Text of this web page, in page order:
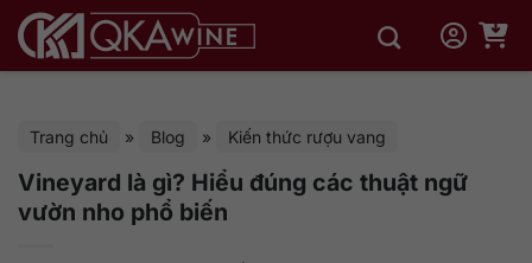
qua
Trang chủ » Blog » Kiến thức rượu vang
Vineyard là gì? Hiểu đúng các thuật ngữ
vườn nho phổ biến